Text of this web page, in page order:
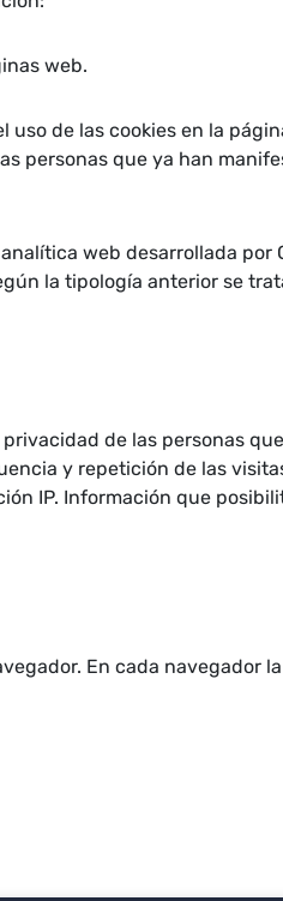
web.
de las cookies en la
personas que ya han
web desarrollada por
la tipología anterior se
de las personas
y repetición de las
IP. Información que
En cada navegador